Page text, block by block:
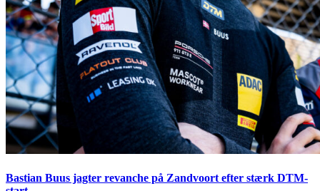
Bastian Buus jagter revanche på Zandvoort efter stærk DTM-